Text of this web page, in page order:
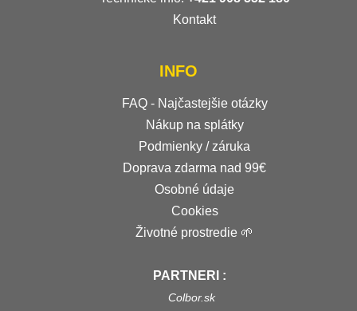
Kontakt
INFO
FAQ - Najčastejšie otázky
Nákup na splátky
Podmienky / záruka
Doprava zdarma nad 99€
Osobné údaje
Cookies
Životné prostredie 🌱
PARTNERI :
Colbor.sk